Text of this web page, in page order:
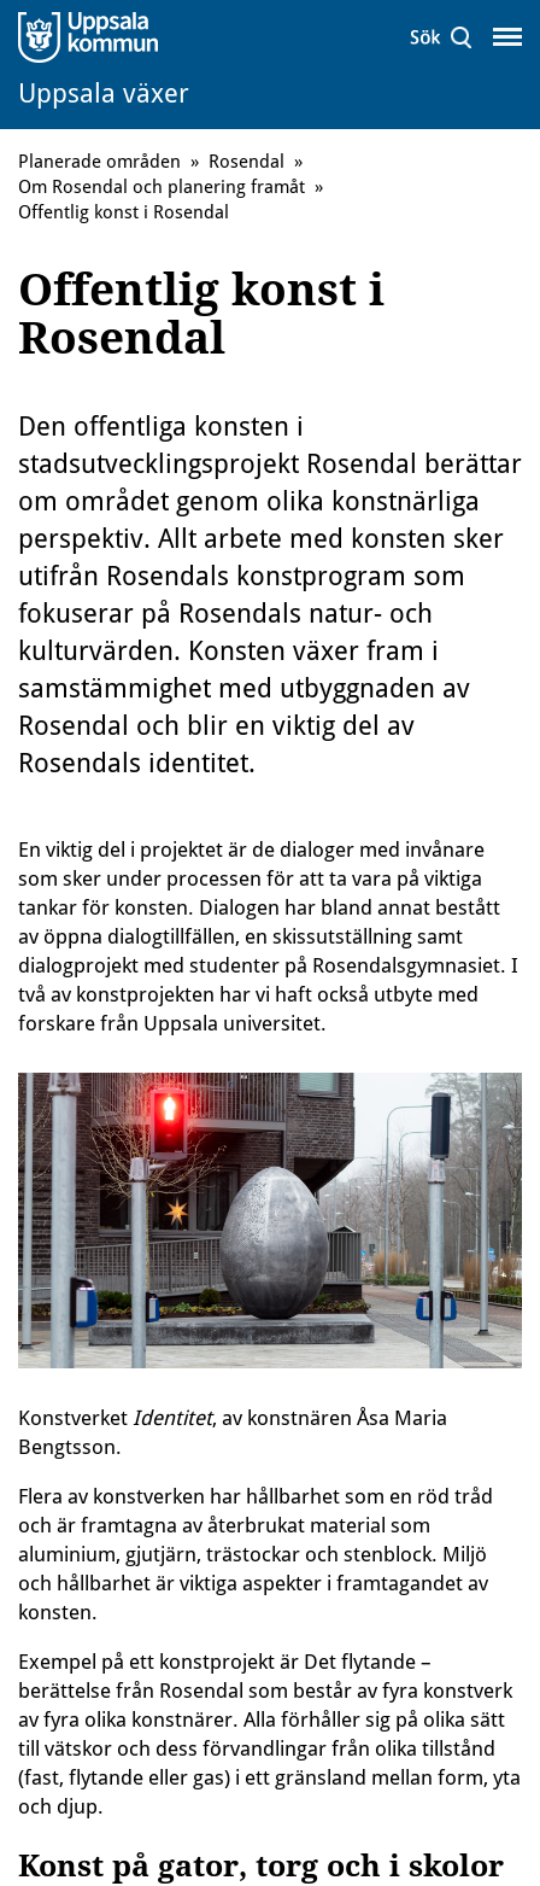
Uppsala växer
Planerade områden » Rosendal
»
Om Rosendal och planering framåt »
Offentlig konst i Rosendal
Offentlig konst i
Rosendal
Den offentliga konsten i
stadsutvecklingsprojekt Rosendal berättar
om området genom olika konstnärliga
perspektiv. Allt arbete med konsten sker
utifrån Rosendals konstprogram som
fokuserar på Rosendals natur- och
kulturvärden. Konsten växer fram i
samstämmighet med utbyggnaden av
Rosendal och blir en viktig del av
Rosendals identitet.
En viktig del i projektet är de dialoger med invånare
som sker under processen för att ta vara på viktiga
tankar för konsten. Dialogen har bland annat bestått
av öppna dialogtillfällen, en skissutställning samt
dialogprojekt med studenter på Rosendalsgymnasiet. I
två av konstprojekten har vi haft också utbyte med
forskare från Uppsala universitet.
Konstverket Identitet, av konstnären Åsa Maria
Bengtsson.
Flera av konstverken har hållbarhet som en röd tråd
och är framtagna av återbrukat material som
aluminium, gjutjärn, trästockar och stenblock. Miljö
och hållbarhet är viktiga aspekter i framtagandet av
konsten.
Exempel på ett konstprojekt är Det flytande –
berättelse från Rosendal som består av fyra konstverk
av fyra olika konstnärer. Alla förhåller sig på olika sätt
till vätskor och dess förvandlingar från olika tillstånd
(fast, flytande eller gas) i ett gränsland mellan form, yta
och djup.
Konst på gator, torg och i skolor